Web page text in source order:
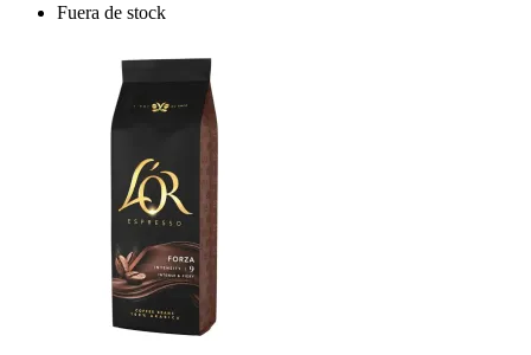
Fuera de stock